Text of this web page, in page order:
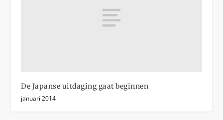
De Japanse uitdaging gaat beginnen
januari 2014